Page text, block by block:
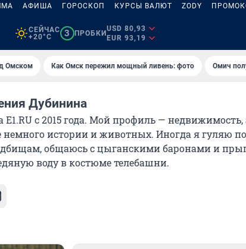
АФИША ГОРОСКОП КУРСЫ ВАЛЮТ ZODY
СЕЙЧАС
+20°C
3 ПРОБКИ
USD 80,93
EUR 93,19
Омском Как Омск пережил мощный ливень: фото Омич
Дубинина
E1.RU с 2015 года. Мой профиль — недвижимость,
немного истории и животных. Иногда я гуляю
общаюсь с цыганскими баронами и
воду в костюме телебашни.